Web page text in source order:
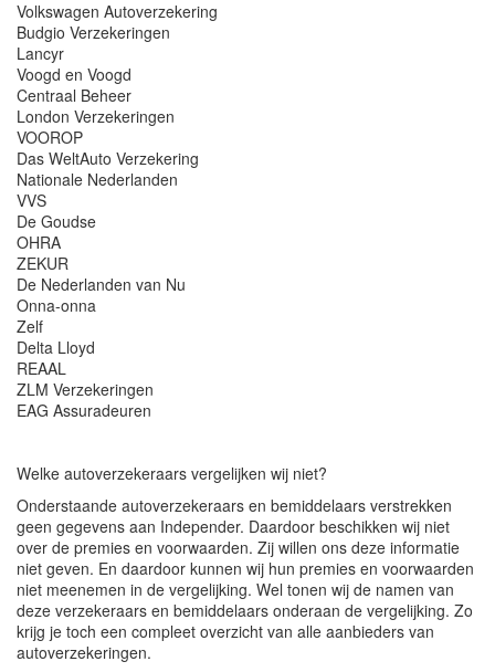
Volkswagen Autoverzekering
Budgio Verzekeringen
Lancyr
Voogd en Voogd
Centraal Beheer
London Verzekeringen
VOOROP
Das WeltAuto Verzekering
Nationale Nederlanden
VVS
De Goudse
OHRA
ZEKUR
De Nederlanden van Nu
Onna-onna
Zelf
Delta Lloyd
REAAL
ZLM Verzekeringen
EAG Assuradeuren
Welke autoverzekeraars vergelijken wij niet?
Onderstaande autoverzekeraars en bemiddelaars verstrekken
geen gegevens aan Independer. Daardoor beschikken wij niet
over de premies en voorwaarden. Zij willen ons deze informatie
niet geven. En daardoor kunnen wij hun premies en voorwaarden
niet meenemen in de vergelijking. Wel tonen wij de namen van
deze verzekeraars en bemiddelaars onderaan de vergelijking. Zo
krijg je toch een compleet overzicht van alle aanbieders van
autoverzekeringen.